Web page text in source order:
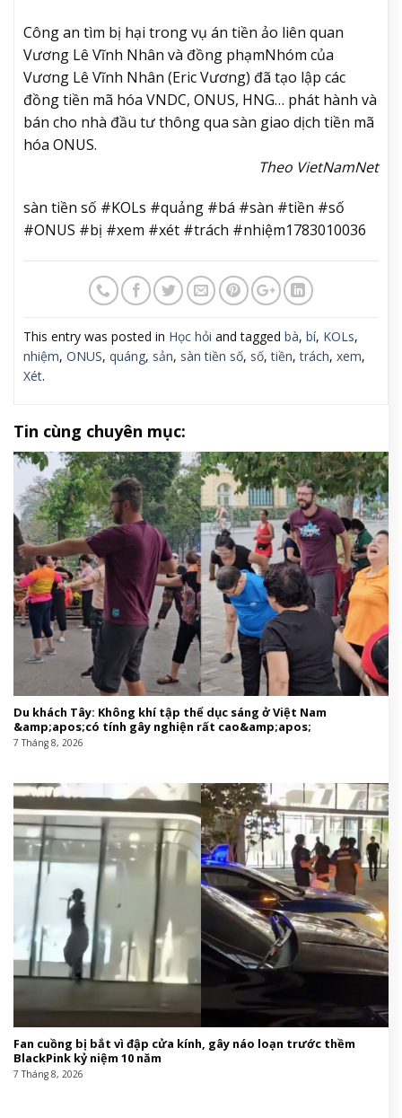
Công an tìm bị hại trong vụ án tiền ảo liên quan
Vương Lê Vĩnh Nhân và đồng phạmNhóm của
Vương Lê Vĩnh Nhân (Eric Vương) đã tạo lập các
đồng tiền mã hóa VNDC, ONUS, HNG… phát hành và
bán cho nhà đầu tư thông qua sàn giao dịch tiền mã
hóa ONUS.
Theo VietNamNet
sàn tiền số #KOLs #quảng #bá #sàn #tiền #số
#ONUS #bị #xem #xét #trách #nhiệm1783010036
This entry was posted in Học hỏi and tagged bà, bí, KOLs,
nhiệm, ONUS, quáng, sản, sàn tiền số, số,tiền,trách, xem,
Xét.
Tin cùng chuyên mục:
Du khách Tây: Không khí tập thể dục sáng ở Việt Nam
&amp;apos;có tính gây nghiện rất cao&amp;apos;
7 Tháng 8, 2026
Fan cuồng bị bắt vì đập cửa kính, gây náo loạn trước thềm
BlackPink kỷ niệm 10 năm
7 Tháng 8, 2026